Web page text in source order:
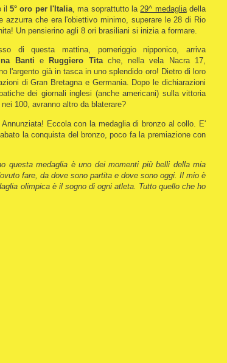
il5° oro per l'Italia, ma soprattutto la29^ medagliadella
azzurra che era l'obiettivo minimo, superare le 28 di Rio
Un pensierino agli 8 ori brasiliani si inizia a formare.
di questa mattina, pomeriggio nipponico, arriva
Banti e Ruggiero Titache, nella vela Nacra 17,
l'argento già in tasca in uno splendido oro! Dietro di loro
di Gran Bretagna e Germania. Dopo le dichiarazioni
dei giornali inglesi (anche americani) sulla vittoria
100, avranno altro da blaterare?
Annunziata! Eccola con la medaglia di bronzo al collo. E'
la conquista del bronzo, poco fa la premiazione con
questa medaglia è uno dei momenti più belli della mia
fare, da dove sono partita e dove sono oggi. Il mio è
olimpica è il sogno di ogni atleta. Tutto quello che ho